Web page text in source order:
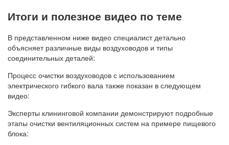
Итоги и полезное видео по теме
В представленном ниже видео специалист детально
объясняет различные виды воздуховодов и типы
соединительных деталей:
Процесс очистки воздуховодов с использованием
электрического гибкого вала также показан в следующем
видео:
Эксперты клининговой компании демонстрируют подробные
этапы очистки вентиляционных систем на примере пищевого
блока: